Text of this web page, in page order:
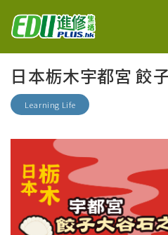
日本栃木宇都宮 餃
Learning Life